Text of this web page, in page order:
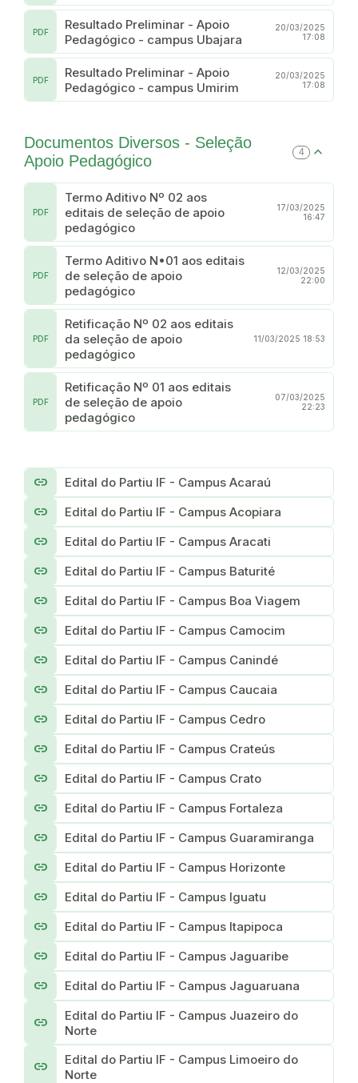
Resultado Preliminar - Apoio
Pedagógico - campus Ubajara
PDF
20/03/2025
17:08
Resultado Preliminar - Apoio
Pedagógico - campus Umirim
PDF
20/03/2025
17:08
Documentos Diversos - Seleção
Apoio Pedagógico
4
Termo Aditivo Nº 02 aos
editais de seleção de apoio
pedagógico
PDF
17/03/2025
16:47
Termo Aditivo N•01 aos editais
de seleção de apoio
pedagógico
PDF
12/03/2025
22:00
Retificação Nº 02 aos editais
da seleção de apoio
pedagógico
PDF 11/03/2025 18:53
Retificação Nº 01 aos editais
de seleção de apoio
pedagógico
PDF
07/03/2025
22:23
link Edital do Partiu IF - Campus Acaraú
link Edital do Partiu IF - Campus Acopiara
link Edital do Partiu IF - Campus Aracati
link Edital do Partiu IF - Campus Baturité
link Edital do Partiu IF - Campus Boa Viagem
link Edital do Partiu IF - Campus Camocim
link Edital do Partiu IF - Campus Canindé
link Edital do Partiu IF - Campus Caucaia
link Edital do Partiu IF - Campus Cedro
link Edital do Partiu IF - Campus Crateús
link Edital do Partiu IF - Campus Crato
link Edital do Partiu IF - Campus Fortaleza
link Edital do Partiu IF - Campus Guaramiranga
link Edital do Partiu IF - Campus Horizonte
link Edital do Partiu IF - Campus Iguatu
link Edital do Partiu IF - Campus Itapipoca
link Edital do Partiu IF - Campus Jaguaribe
link Edital do Partiu IF - Campus Jaguaruana
link
Edital do Partiu IF - Campus Juazeiro do
Norte
link
Edital do Partiu IF - Campus Limoeiro do
Norte